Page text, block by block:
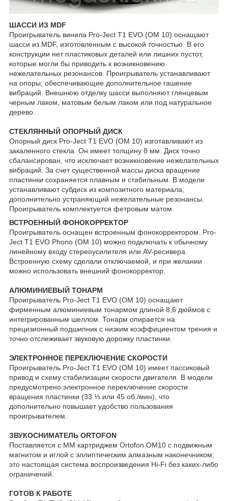
ШАССИ ИЗ MDF
Проигрыватель винила Pro-Ject T1 EVO (OM 10) оснащают
шасси из MDF, изготовленным с высокой точностью. В его
конструкции нет пластиковых деталей или лишних пустот,
которые могли бы приводить к возникновению
нежелательных резонансов. Проигрыватель устанавливают
на опоры, обеспечивающие дополнительное гашение
вибраций. Внешнюю отделку шасси выполняют глянцевым
черным лаком, матовым белым лаком или под натуральное
дерево.
СТЕКЛЯННЫЙ ОПОРНЫЙ ДИСК
Опорный диск Pro-Ject T1 EVO (OM 10) изготавливают из
закаленного стекла. Он имеет толщину 8 мм. Диск точно
сбалансирован, что исключает возникновение нежелательных
вибраций. За счет существенной массы диска вращение
пластинки сохраняется плавным и стабильным. В модели
устанавливают субдиск из композитного материала,
дополнительно устраняющий нежелательные резонансы.
Проигрыватель комплектуется фетровым матом.
ВСТРОЕННЫЙ ФОНОКОРРЕКТОР
Проигрыватель оснащен встроенным фонокорректором. Pro-
Ject T1 EVO Phono (OM 10) можно подключать к обычному
линейному входу стереоусилителя или AV-ресивера.
Встроенную схему сделали отключаемой, и при желании
можно использовать внешний фонокорректор.
АЛЮМИНИЕВЫЙ ТОНАРМ
Проигрыватель Pro-Ject T1 EVO (OM 10) оснащают
фирменным алюминиевым тонармом длиной 8,6 дюймов с
интегрированным шеллом. Тонарм опирается на
прецизионный подшипник с низким коэффициентом трения и
точно отслеживает звуковую дорожку пластинки.
ЭЛЕКТРОННОЕ ПЕРЕКЛЮЧЕНИЕ СКОРОСТИ
Проигрыватель Pro-Ject T1 EVO (OM 10) имеет пассиковый
привод и схему стабилизации скорости двигателя. В модели
предусмотрено электронное переключение скорости
вращения пластинки (33 ⅓ или 45 об./мин), что
дополнительно повышает удобство пользования
проигрывателем.
ЗВУКОСНИМАТЕЛЬ ORTOFON
Поставляется с ММ картриджем Ortofon OM10 с подвижным
магнитом и иглой с эллиптическим алмазным наконечником;
это настоящая система воспроизведения Hi-Fi без каких-либо
ограничений.
ГОТОВ К РАБОТЕ